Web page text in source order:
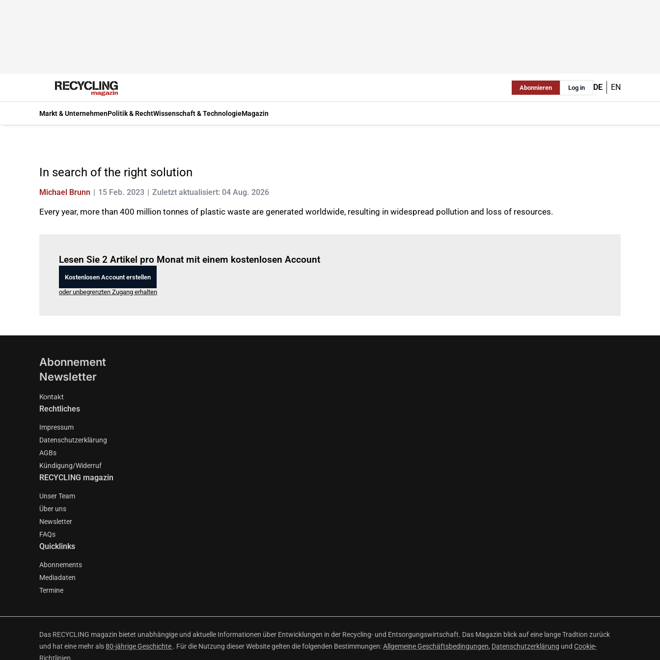
Abonnieren Log in DE EN
Markt & UnternehmenPolitik & RechtWissenschaft & TechnologieMagazin
In search of the right solution
Michael Brunn 15 Feb. 2023 Zuletzt aktualisiert: 04 Aug. 2026
Every year, more than 400 million tonnes of plastic waste are generated worldwide, resulting in widespread pollution and loss of resources.
Lesen Sie 2 Artikel pro Monat mit einem kostenlosen Account
Kostenlosen Account erstellen
oder unbegrenzten Zugang erhalten
Abonnement
Newsletter
Kontakt
Rechtliches
Impressum
Datenschutzerklärung
AGBs
Kündigung/Widerruf
RECYCLING magazin
Unser Team
Über uns
Newsletter
FAQs
Quicklinks
Abonnements
Mediadaten
Termine
Das RECYCLING magazin bietet unabhängige und aktuelle Informationen über Entwicklungen in der Recycling- und Entsorgungswirtschaft. Das Magazin blick auf eine lange Tradtion zurück
und hat eine mehr als80-jährige Geschichte . Für die Nutzung dieser Website gelten die folgenden Bestimmungen:Allgemeine Geschäftsbedingungen, Datenschutzerklärung und Cookie-
Richtlinien.